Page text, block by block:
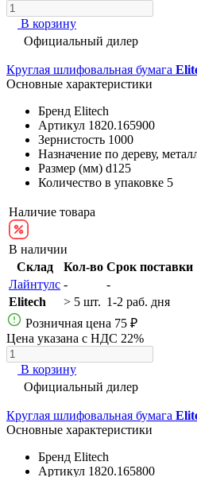
В корзину
Официальный дилер
Круглая шлифовальная бумага
Основные характеристики
Бренд Elitech
Артикул 1820.165900
Зернистость 1000
Назначение по дереву,
Размер (мм) d125
Количество в упаковке 5
Наличие товара
В наличии
Склад
Кол-во Срок поставки
Лайнтулс -
-
Elitech
> 5 шт. 1-2 раб. дня
Розничная цена 75 ₽
Цена указана с НДС 22%
В корзину
Официальный дилер
Круглая шлифовальная бумага
Основные характеристики
Бренд Elitech
Артикул 1820.165800